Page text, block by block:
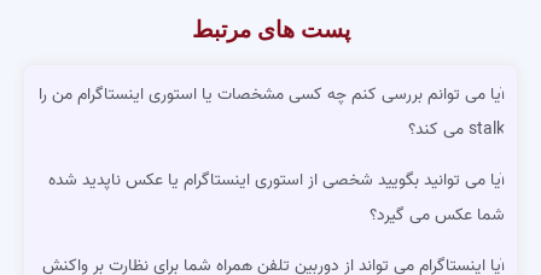
پست های مرتبط
آیا می توانم بررسی کنم چه کسی مشخصات یا استوری اینستاگرام من را
stalk می کند؟
آیا می توانید بگویید شخصی از استوری اینستاگرام یا عکس ناپدید شده
شما عکس می گیرد؟
آیا اینستاگرام می تواند از دوربین تلفن همراه شما برای نظارت بر واکنش